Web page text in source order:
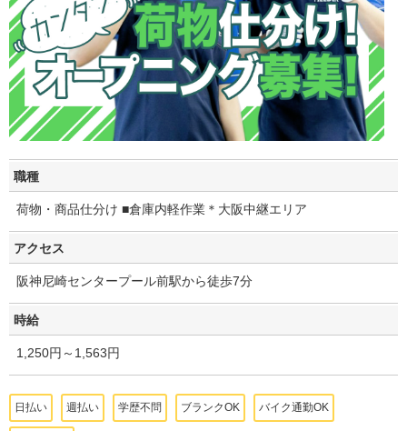
職種
荷物・商品仕分け ■倉庫内軽作業＊大阪中継エリア
アクセス
阪神尼崎センタープール前駅から徒歩7分
時給
1,250円～1,563円
日払い 週払い 学歴不問 ブランクOK バイク通勤OK